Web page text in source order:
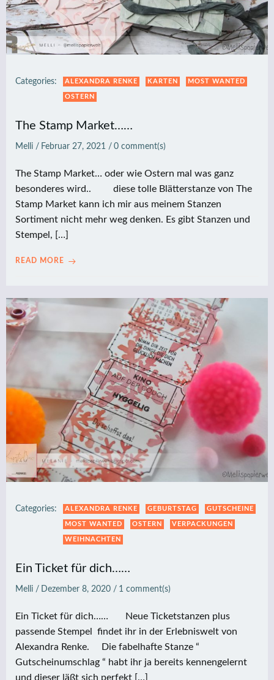
Categories: ALEXANDRA RENKE KARTEN MOST WANTED
OSTERN
The Stamp Market……
Melli / Februar 27, 2021 / 0 comment(s)
The Stamp Market… oder wie Ostern mal was ganz
besonderes wird.. diese tolle Blätterstanze von The
Stamp Market kann ich mir aus meinem Stanzen
Sortiment nicht mehr weg denken. Es gibt Stanzen und
Stempel, […]
READ MORE
Categories: ALEXANDRA RENKE GEBURTSTAG GUTSCHEINE
MOST WANTED OSTERN VERPACKUNGEN
WEIHNACHTEN
Ein Ticket für dich……
Melli / Dezember 8, 2020 / 1 comment(s)
Ein Ticket für dich…… Neue Ticketstanzen plus
passende Stempel findet ihr in der Erlebniswelt von
Alexandra Renke. Die fabelhafte Stanze “
Gutscheinumschlag “ habt ihr ja bereits kennengelernt
und dieser läßt sich perfekt […]